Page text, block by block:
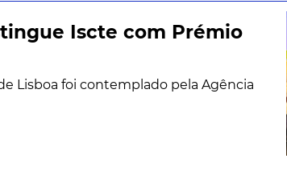
Iscte com Prémio
Lisboa foi contemplado pela Agência